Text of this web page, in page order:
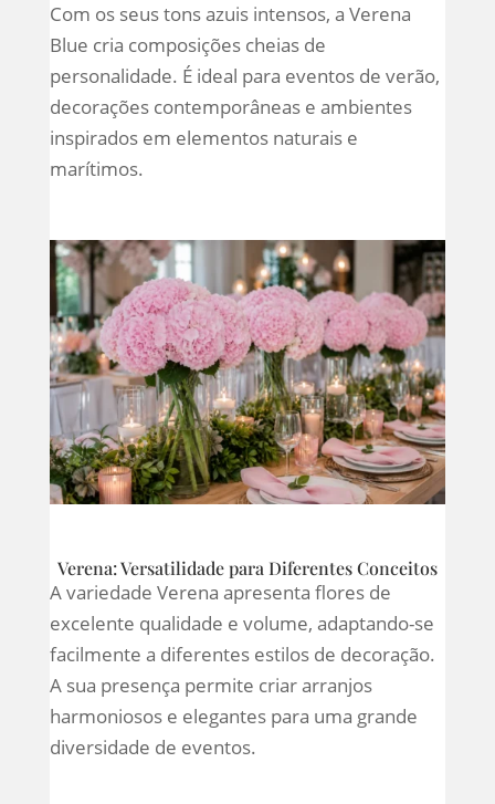
Com os seus tons azuis intensos, a Verena
Blue cria composições cheias de
personalidade. É ideal para eventos de verão,
decorações contemporâneas e ambientes
inspirados em elementos naturais e
marítimos.
Verena: Versatilidade para Diferentes Conceitos
A variedade Verena apresenta flores de
excelente qualidade e volume, adaptando-se
facilmente a diferentes estilos de decoração.
A sua presença permite criar arranjos
harmoniosos e elegantes para uma grande
diversidade de eventos.